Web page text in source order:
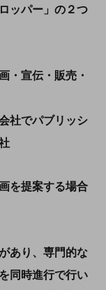
ッパー」の２つ
・宣伝・販売・
社でパブリッシ
を提案する場合
あり、専門的な
同時進行で行い